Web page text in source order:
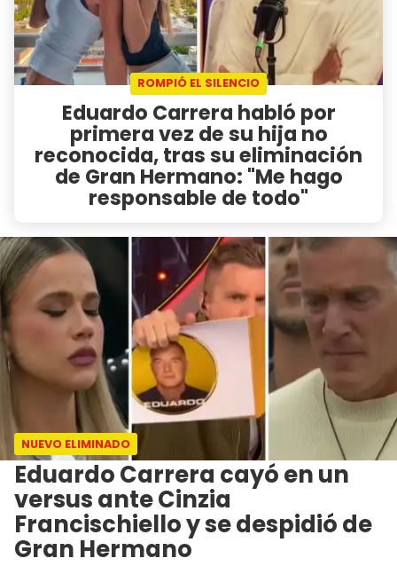
ROMPIÓ EL SILENCIO
Eduardo Carrera habló por
primera vez de su hija no
reconocida, tras su eliminación
de Gran Hermano: "Me hago
responsable de todo"
NUEVO ELIMINADO
Eduardo Carrera cayó en un
versus ante Cinzia
Francischiello y se despidió de
Gran Hermano